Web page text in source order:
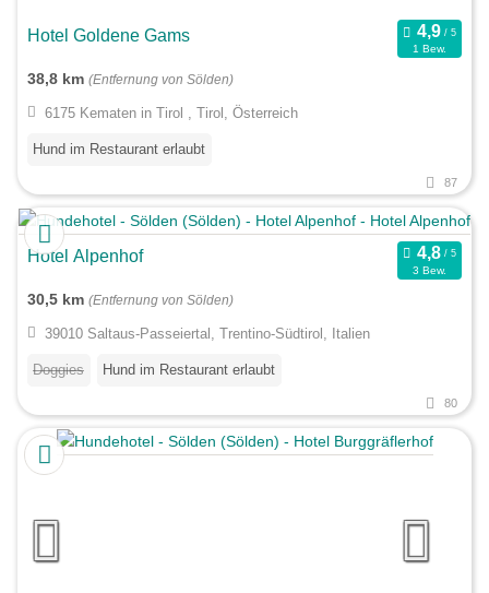
Hotel Goldene Gams
1 Bew.
38,8 km (Entfernung von Sölden)
6175 Kematen in Tirol , Tirol, Österreich
Hund im Restaurant erlaubt
87
Hotel Alpenhof
3 Bew.
30,5 km (Entfernung von Sölden)
39010 Saltaus-Passeiertal, Trentino-Südtirol, Italien
Doggies Hund im Restaurant erlaubt
80